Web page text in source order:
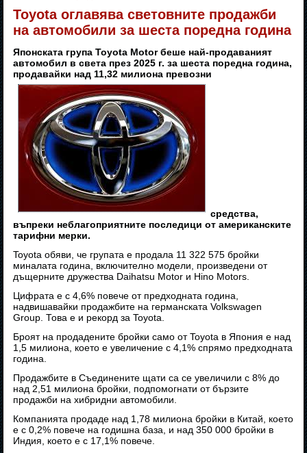
Toyota оглавява световните продажби
на автомобили за шеста поредна година
Японската група Toyota Motor беше най-продаваният
автомобил в света през 2025 г. за шеста поредна година,
продавайки над 11,32 милиона превозни
средства,
въпреки неблагоприятните последици от американските
тарифни мерки.
Toyota обяви, че групата е продала 11 322 575 бройки
миналата година, включително модели, произведени от
дъщерните дружества Daihatsu Motor и Hino Motors.
Цифрата е с 4,6% повече от предходната година,
надвишавайки продажбите на германската Volkswagen
Group. Това е и рекорд за Toyota.
Броят на продадените бройки само от Toyota в Япония е над
1,5 милиона, което е увеличение с 4,1% спрямо предходната
година.
Продажбите в Съединените щати са се увеличили с 8% до
над 2,51 милиона бройки, подпомогнати от бързите
продажби на хибридни автомобили.
Компанията продаде над 1,78 милиона бройки в Китай, което
е с 0,2% повече на годишна база, и над 350 000 бройки в
Индия, което е с 17,1% повече.